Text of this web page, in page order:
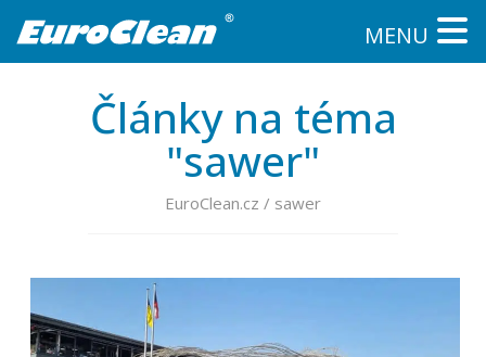
MENU
Články na téma
"sawer"
EuroClean.cz / sawer